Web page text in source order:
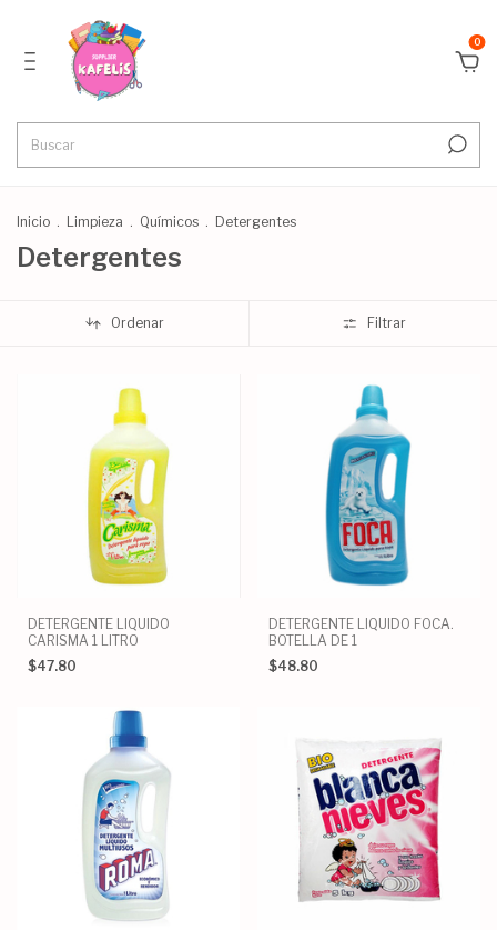
0
Inicio . Limpieza . Químicos . Detergentes
Detergentes
Ordenar Filtrar
DETERGENTE LIQUIDO
CARISMA 1 LITRO
$47.80
DETERGENTE LIQUIDO FOCA.
BOTELLA DE 1
$48.80